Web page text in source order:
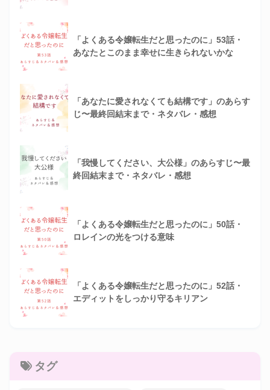
「よくある令嬢転生だと思ったのに」53話・
あなたとこのまま幸せに生きられないかな
「あなたに愛されなくても結構です」のあらす
じ〜最終回結末まで・ネタバレ・感想
「我慢してください、大公様」のあらすじ〜最
終回結末まで・ネタバレ・感想
「よくある令嬢転生だと思ったのに」50話・
ロレインの光をつける意味
「よくある令嬢転生だと思ったのに」52話・
エディットをしっかり守るキリアン
タグ